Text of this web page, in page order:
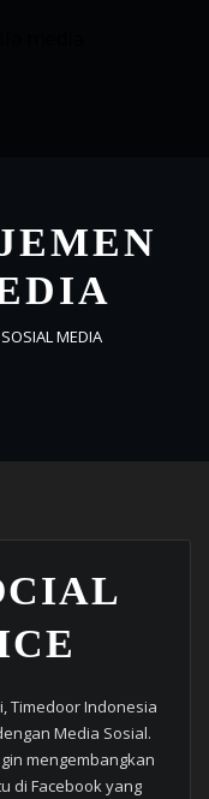
MEDIA
Timedoor Indonesia
Media Sosial.
mengembangkan
di Facebook yang